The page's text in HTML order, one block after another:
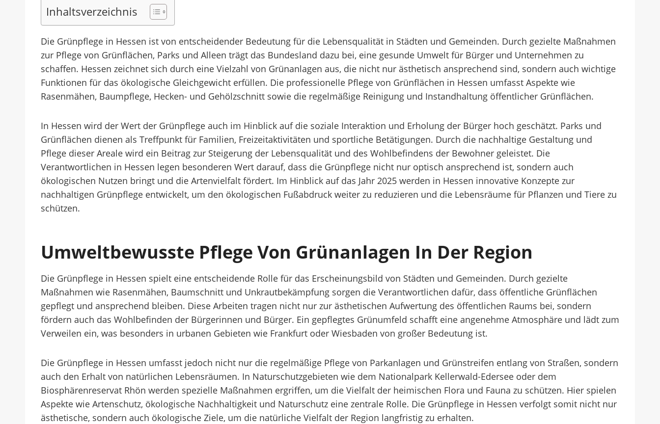
Inhaltsverzeichnis
Die Grünpflege in Hessen ist von entscheidender Bedeutung für die Lebensqualität in Städten und Gemeinden. Durch gezielte Maßnahmen
zur Pflege von Grünflächen, Parks und Alleen trägt das Bundesland dazu bei, eine gesunde Umwelt für Bürger und Unternehmen zu
schaffen. Hessen zeichnet sich durch eine Vielzahl von Grünanlagen aus, die nicht nur ästhetisch ansprechend sind, sondern auch wichtige
Funktionen für das ökologische Gleichgewicht erfüllen. Die professionelle Pflege von Grünflächen in Hessen umfasst Aspekte wie
Rasenmähen, Baumpflege, Hecken- und Gehölzschnitt sowie die regelmäßige Reinigung und Instandhaltung öffentlicher Grünflächen.
In Hessen wird der Wert der Grünpflege auch im Hinblick auf die soziale Interaktion und Erholung der Bürger hoch geschätzt. Parks und
Grünflächen dienen als Treffpunkt für Familien, Freizeitaktivitäten und sportliche Betätigungen. Durch die nachhaltige Gestaltung und
Pflege dieser Areale wird ein Beitrag zur Steigerung der Lebensqualität und des Wohlbefindens der Bewohner geleistet. Die
Verantwortlichen in Hessen legen besonderen Wert darauf, dass die Grünpflege nicht nur optisch ansprechend ist, sondern auch
ökologischen Nutzen bringt und die Artenvielfalt fördert. Im Hinblick auf das Jahr 2025 werden in Hessen innovative Konzepte zur
nachhaltigen Grünpflege entwickelt, um den ökologischen Fußabdruck weiter zu reduzieren und die Lebensräume für Pflanzen und Tiere zu
schützen.
Umweltbewusste Pflege Von Grünanlagen In Der Region
Die Grünpflege in Hessen spielt eine entscheidende Rolle für das Erscheinungsbild von Städten und Gemeinden. Durch gezielte
Maßnahmen wie Rasenmähen, Baumschnitt und Unkrautbekämpfung sorgen die Verantwortlichen dafür, dass öffentliche Grünflächen
gepflegt und ansprechend bleiben. Diese Arbeiten tragen nicht nur zur ästhetischen Aufwertung des öffentlichen Raums bei, sondern
fördern auch das Wohlbefinden der Bürgerinnen und Bürger. Ein gepflegtes Grünumfeld schafft eine angenehme Atmosphäre und lädt zum
Verweilen ein, was besonders in urbanen Gebieten wie Frankfurt oder Wiesbaden von großer Bedeutung ist.
Die Grünpflege in Hessen umfasst jedoch nicht nur die regelmäßige Pflege von Parkanlagen und Grünstreifen entlang von Straßen, sondern
auch den Erhalt von natürlichen Lebensräumen. In Naturschutzgebieten wie dem Nationalpark Kellerwald-Edersee oder dem
Biosphärenreservat Rhön werden spezielle Maßnahmen ergriffen, um die Vielfalt der heimischen Flora und Fauna zu schützen. Hier spielen
Aspekte wie Artenschutz, ökologische Nachhaltigkeit und Naturschutz eine zentrale Rolle. Die Grünpflege in Hessen verfolgt somit nicht nur
ästhetische, sondern auch ökologische Ziele, um die natürliche Vielfalt der Region langfristig zu erhalten.